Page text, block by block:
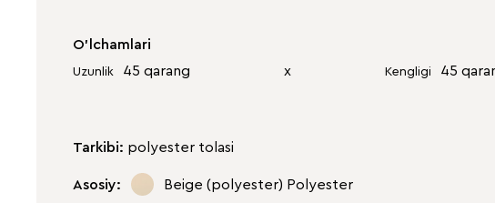
O'lchamlari
Uzunlik 45 qarang х Kengligi 45
Tarkibi: polyester tolasi
Asosiy: Beige (polyester) Polyester